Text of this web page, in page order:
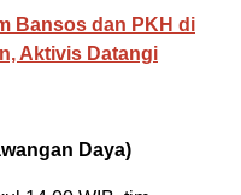
Bansos dan PKH di
Aktivis Datangi
Daya)